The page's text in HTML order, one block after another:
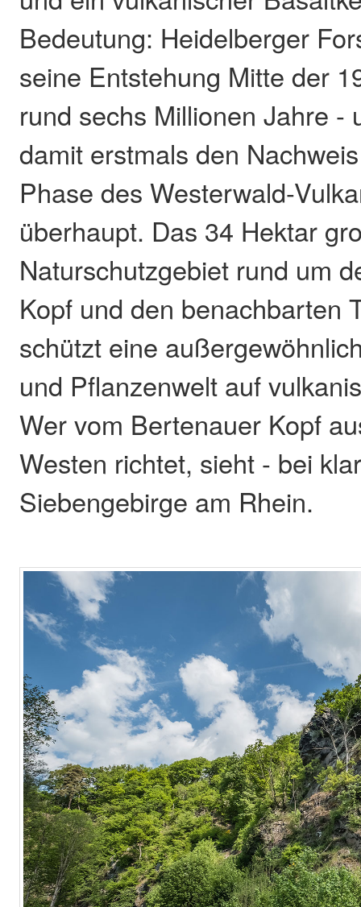
Bedeutung: Heidelberger
seine Entstehung Mitte der
rund sechs Millionen Jahre -
damit erstmals den
Phase des Westerwald-
überhaupt. Das 34 Hektar
Naturschutzgebiet rund um
Kopf und den benachbarten
schützt eine
und Pflanzenwelt auf
Wer vom Bertenauer Kopf
Westen richtet, sieht - bei
Siebengebirge am Rhein.